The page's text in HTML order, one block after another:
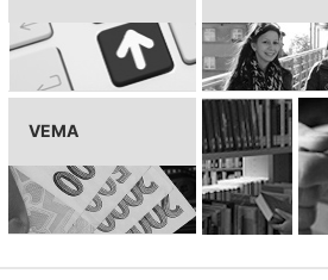
VEMA